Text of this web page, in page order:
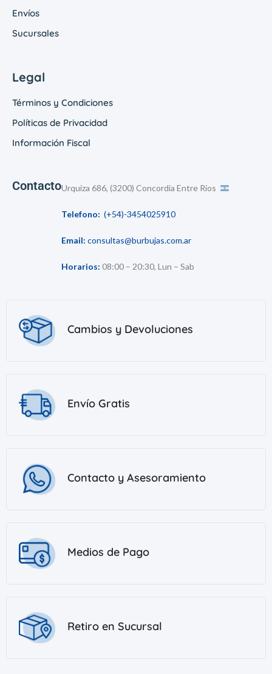
Envíos
Sucursales
Legal
Términos y Condiciones
Políticas de Privacidad
Información Fiscal
ContactoUrquiza 686, (3200) Concordia Entre Ríos
Telefono: (+54)-3454025910
Email: consultas@burbujas.com.ar
Horarios: 08:00 – 20:30, Lun – Sab
Cambios y Devoluciones
Envío Gratis
Contacto y Asesoramiento
Medios de Pago
Retiro en Sucursal